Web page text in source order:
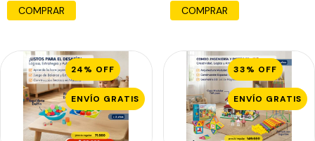
24% OFF
ENVÍO GRATIS
33% OFF
ENVÍO GRATIS